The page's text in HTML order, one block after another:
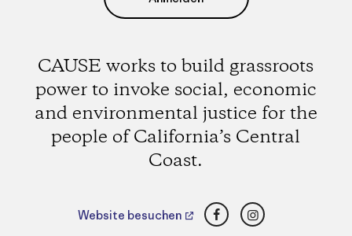
CAUSE works to build grassroots
power to invoke social, economic
and environmental justice for the
people of California’s Central
Coast.
Website besuchen FacebookInstagram